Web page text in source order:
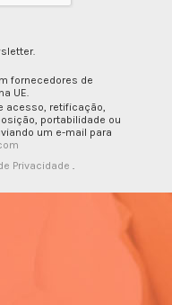
fornecedores de
UE.
acesso, retificação,
portabilidade ou
um e-mail para
Privacidade